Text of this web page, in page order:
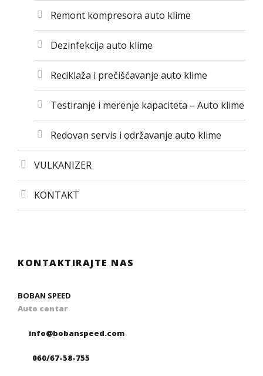
Remont kompresora auto klime
Dezinfekcija auto klime
Reciklaža i prečišćavanje auto klime
Testiranje i merenje kapaciteta – Auto klime
Redovan servis i održavanje auto klime
VULKANIZER
KONTAKT
KONTAKTIRAJTE NAS
BOBAN SPEED
Auto centar
info@bobanspeed.com
060/67-58-755